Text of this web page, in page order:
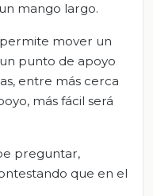
mango largo.
mover un
punto de apoyo
entre más cerca
más fácil será
preguntar,
que en el